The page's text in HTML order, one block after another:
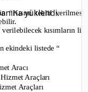
yüklendi.
“Kısmi teklif
kısımların
ekindeki listede “
Aracı
Araçları
Araçları